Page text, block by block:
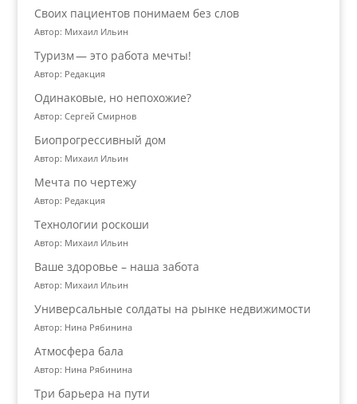
Своих пациентов понимаем без слов
Автор: Михаил Ильин
Туризм — это работа мечты!
Автор: Редакция
Одинаковые, но непохожие?
Автор: Сергей Смирнов
Биопрогрессивный дом
Автор: Михаил Ильин
Мечта по чертежу
Автор: Редакция
Технологии роскоши
Автор: Михаил Ильин
Ваше здоровье – наша забота
Автор: Михаил Ильин
Универсальные солдаты на рынке недвижимости
Автор: Нина Рябинина
Атмосфера бала
Автор: Нина Рябинина
Три барьера на пути